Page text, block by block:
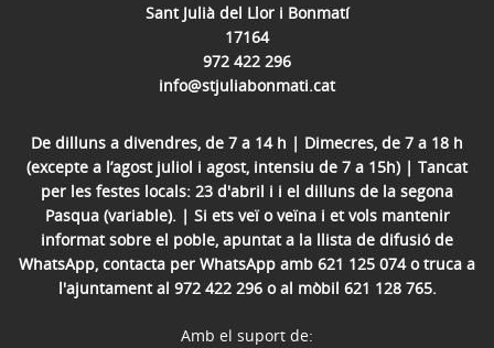
Sant Julià del Llor i Bonmatí
17164
972 422 296
info@stjuliabonmati.cat
De dilluns a divendres, de 7 a 14 h | Dimecres, de 7 a 18 h
(excepte a l’agost juliol i agost, intensiu de 7 a 15h) | Tancat
per les festes locals: 23 d'abril i i el dilluns de la segona
Pasqua (variable). | Si ets veï o veïna i et vols mantenir
informat sobre el poble, apuntat a la llista de difusió de
WhatsApp, contacta per WhatsApp amb 621 125 074 o truca a
l'ajuntament al 972 422 296 o al mòbil 621 128 765.
Amb el suport de: